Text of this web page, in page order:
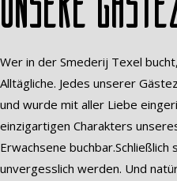
Wer in der Smederij Texel
Alltägliche. Jedes unserer
und wurde mit aller Liebe
einzigartigen Charakters
Erwachsene
unvergesslich werden. Und